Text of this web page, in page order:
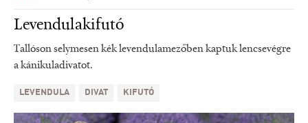
Levendulakifutó
Tallóson selymesen kék levendulamezőben kaptuk lencsevégre
a kánikuladivatot.
LEVENDULA DIVAT KIFUTÓ